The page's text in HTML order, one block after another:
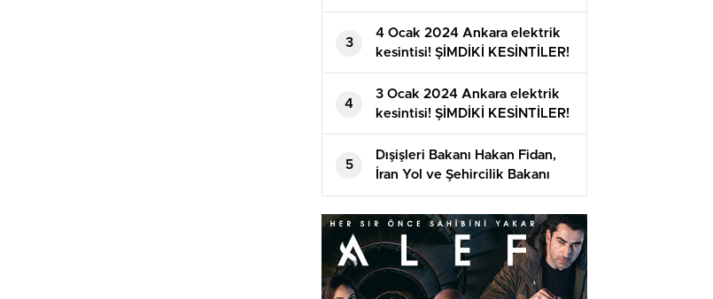
Ligi’nde ikinci yarı başlıyor
3
4 Ocak 2024 Ankara elektrik
kesintisi! ŞİMDİKİ KESİNTİLER!
Ankara’da elektrikler ne vakit
gelecek?
4
3 Ocak 2024 Ankara elektrik
kesintisi! ŞİMDİKİ KESİNTİLER!
Ankara’da elektrikler ne vakit
gelecek?
5
Dışişleri Bakanı Hakan Fidan,
İran Yol ve Şehircilik Bakanı
Mehrdad Bezrpaş’ı Ankara’da
ağırladı